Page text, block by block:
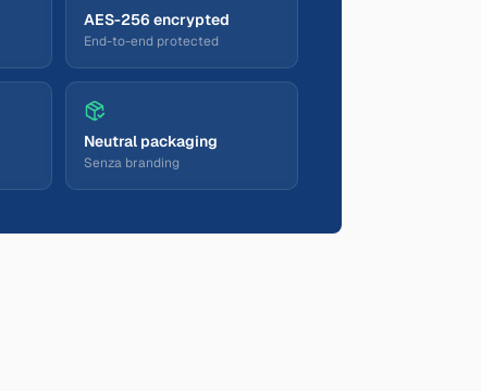
AES-256 encrypted
End-to-end protected
Neutral packaging
Senza branding